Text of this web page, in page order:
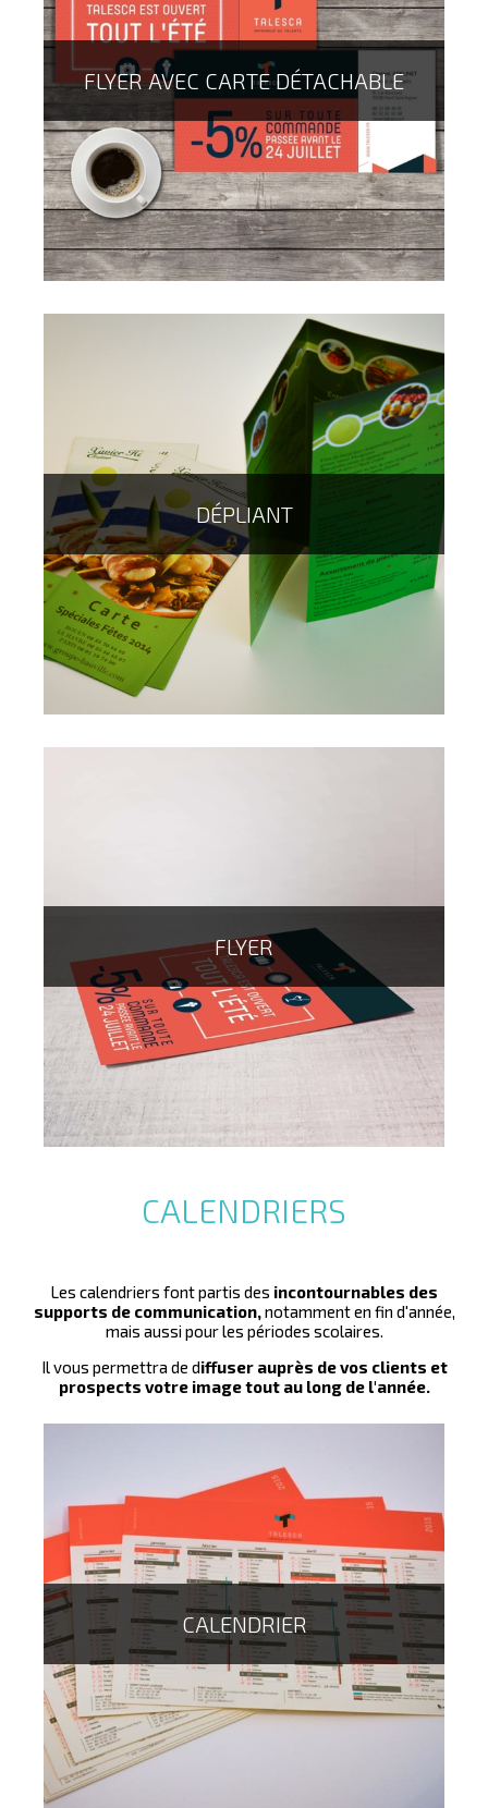
papier, en passant par les traditionnelles papiers
couchés, recyclés, de création.
FLYER AVEC CARTE DÉTACHABLE
Le flyer avec carte de visite détachable, permet d'allier
deux produits en un...ce produit existe sur de nombreux
supports et grammages (250, 300 et 350g) autant de
possibilités pour un produit hybride parfaitement
adapté aux attentes d'aujourd'hui.
DÉPLIANT
De 3 à 8 volets pour vos dépliants, en plis portefeuille,
accordéon, croisé, fenêtre, roulé, parallèle, Talesca
vous offre une quantité importante de possibilité pour
FLYER
L'incontournable de votre communication ! Il vous
permet de vous faire connaître, de mettre en avant un
produit, une promotion, et à ce prix là, vous auriez tort
de vous en priver !
CALENDRIERS
Les calendriers font partis des incontournables des
supports de communication,notamment en fin d'année,
mais aussi pour les périodes scolaires.
Il vous permettra de diffuser auprès de vos clients et
prospects votre image tout au long de l'année.
CALENDRIER